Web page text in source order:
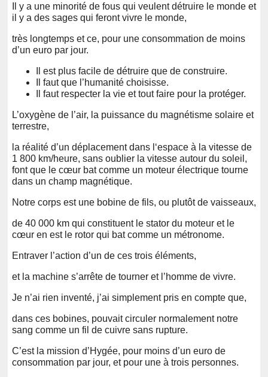
Il y a une minorité de fous qui veulent détruire le monde et
il y a des sages qui feront vivre le monde,
très longtemps et ce, pour une consommation de moins
d’un euro par jour.
Il est plus facile de détruire que de construire.
Il faut que l’humanité choisisse.
Il faut respecter la vie et tout faire pour la protéger.
L’oxygène de l’air, la puissance du magnétisme solaire et
terrestre,
la réalité d’un déplacement dans l‘espace à la vitesse de
1 800 km/heure, sans oublier la vitesse autour du soleil,
font que le cœur bat comme un moteur électrique tourne
dans un champ magnétique.
Notre corps est une bobine de fils, ou plutôt de vaisseaux,
de 40 000 km qui constituent le stator du moteur et le
cœur en est le rotor qui bat comme un métronome.
Entraver l’action d’un de ces trois éléments,
et la machine s’arrête de tourner et l’homme de vivre.
Je n’ai rien inventé, j’ai simplement pris en compte que,
dans ces bobines, pouvait circuler normalement notre
sang comme un fil de cuivre sans rupture.
C’est la mission d’Hygée, pour moins d’un euro de
consommation par jour, et pour une à trois personnes.